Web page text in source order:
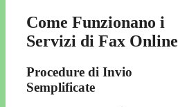
Come Funzionano i
Servizi di Fax Online
Procedure di Invio
Semplificate